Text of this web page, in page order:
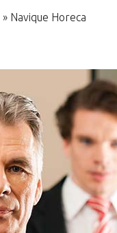
» Navique Horeca